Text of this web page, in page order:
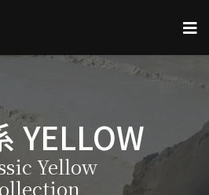
YELLOW
Yellow